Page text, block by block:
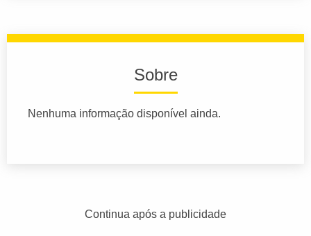
Sobre
Nenhuma informação disponível ainda.
Continua após a publicidade